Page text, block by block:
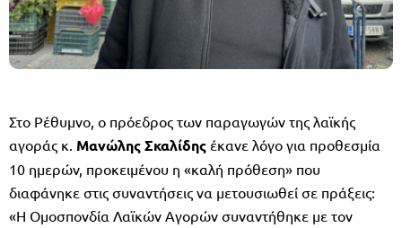
Στο Ρέθυμνο, ο πρόεδρος των παραγωγών της λαϊκής
αγοράς κ. Μανώλης Σκαλίδης έκανε λόγο για προθεσμία
10 ημερών, προκειμένου η «καλή πρόθεση» που
διαφάνηκε στις συναντήσεις να μετουσιωθεί σε πράξεις:
«Η Ομοσπονδία Λαϊκών Αγορών συναντήθηκε με τον